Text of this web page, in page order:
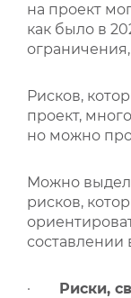
на проект
как было в
Рисков,
проект,
но можно
Можно
рисков,
составлении
· Риски,